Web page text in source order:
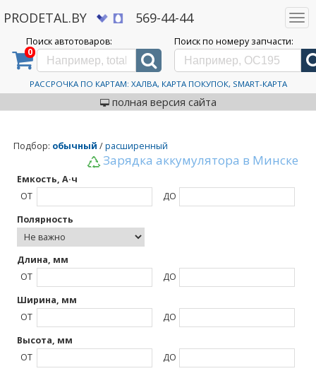
PRODETAL.BY 569-44-44
Поиск автотоваров:
0
Поиск по номеру запчасти:
РАССРОЧКА ПО КАРТАМ: ХАЛВА, КАРТА ПОКУПОК, SMART-КАРТА
полная версия сайта
Дискаунтер автозапчастей PRODETAL.BY > EFB аккумуляторы
EFB аккумуляторы
Подбор: обычный /расширенный
Зарядка аккумулятора в Минске
Емкость, А·ч
ОТ
ДО
Полярность
Длина, мм
ОТ
ДО
Ширина, мм
ОТ
ДО
Высота, мм
ОТ
ДО